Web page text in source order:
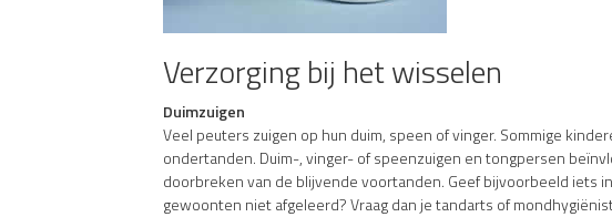
Verzorging bij het wisselen
Duimzuigen
Veel peuters zuigen op hun duim, speen of vinger. Sommige
ondertanden. Duim-, vinger- of speenzuigen en tongpersen
doorbreken van de blijvende voortanden. Geef bijvoorbeeld iets
gewoonten niet afgeleerd? Vraag dan je tandarts of